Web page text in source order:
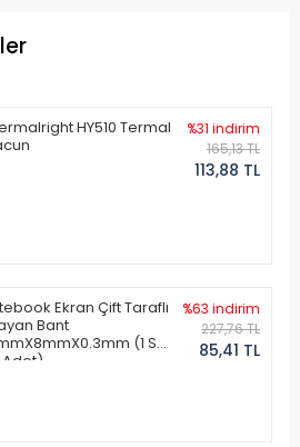
HY510 Termal
%31 indirim
165,13 TL
113,88 TL
Ekran Çift Taraflı
Bant
(1 Set
Adet)
%63 indirim
227,76 TL
85,41 TL